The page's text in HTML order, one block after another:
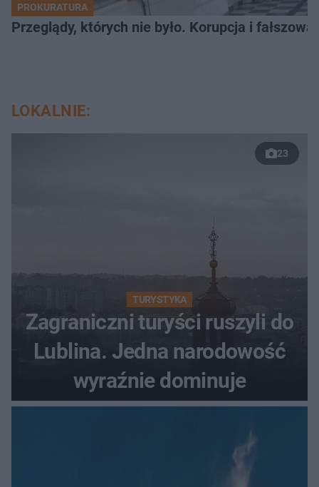
PROKURATURA
Przeglądy, których nie było. Korupcja i
LOKALNIE:
23
TURYSTYKA
Zagraniczni turyści ruszyli do
Lublina. Jedna narodowość
wyraźnie dominuje